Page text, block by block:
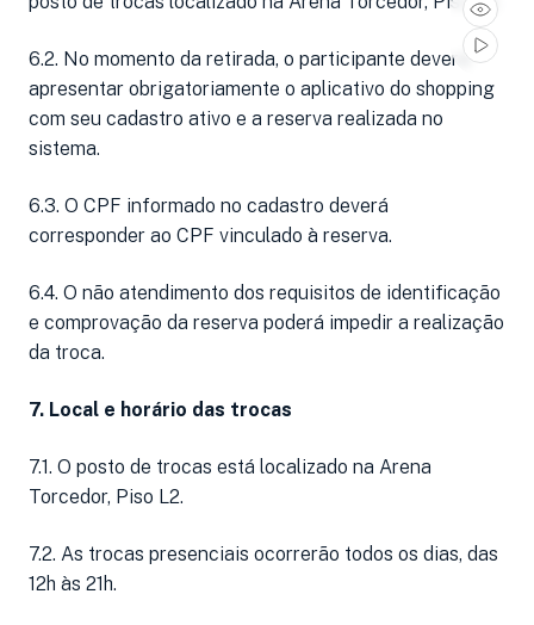
6.2. No momento da retirada, o participante deverá
apresentar obrigatoriamente o aplicativo do shopping
com seu cadastro ativo e a reserva realizada no
sistema.
6.3. O CPF informado no cadastro deverá
corresponder ao CPF vinculado à reserva.
6.4. O não atendimento dos requisitos de identificação
e comprovação da reserva poderá impedir a realização
da troca.
7. Local e horário das trocas
7.1. O posto de trocas está localizado na Arena
Torcedor, Piso L2.
7.2. As trocas presenciais ocorrerão todos os dias, das
12h às 21h.